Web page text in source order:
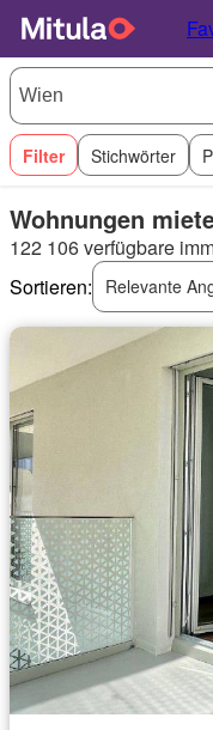
Filter Stichwörter
Wohnungen
122 106 verfügbare
Sortieren:
Relevante